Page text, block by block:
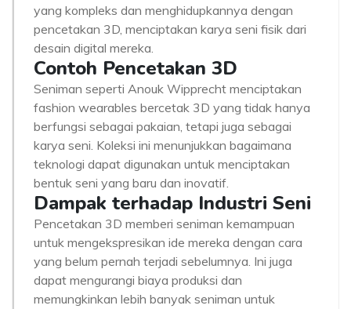
yang kompleks dan menghidupkannya dengan
pencetakan 3D, menciptakan karya seni fisik dari
desain digital mereka.
Contoh Pencetakan 3D
Seniman seperti Anouk Wipprecht menciptakan
fashion wearables bercetak 3D yang tidak hanya
berfungsi sebagai pakaian, tetapi juga sebagai
karya seni. Koleksi ini menunjukkan bagaimana
teknologi dapat digunakan untuk menciptakan
bentuk seni yang baru dan inovatif.
Dampak terhadap Industri Seni
Pencetakan 3D memberi seniman kemampuan
untuk mengekspresikan ide mereka dengan cara
yang belum pernah terjadi sebelumnya. Ini juga
dapat mengurangi biaya produksi dan
memungkinkan lebih banyak seniman untuk